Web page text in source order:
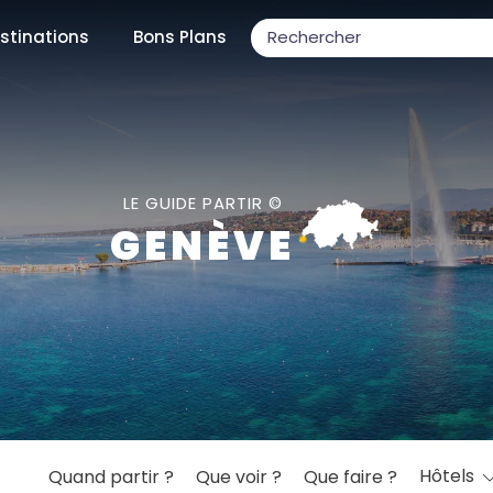
Bons Plans
LE GUIDE PARTIR ©
GENÈVE
Quand partir ? Que voir ? Que faire ? Hôtels
mois
Février Mars Avril Mai Juin Juillet Août
Novembre Décembre